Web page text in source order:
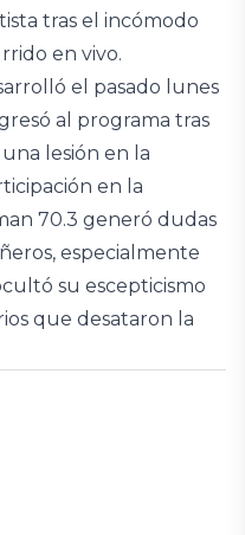
tras el incómodo
en vivo.
el pasado lunes
al programa tras
lesión en la
en la
70.3 generó dudas
especialmente
su escepticismo
que desataron la